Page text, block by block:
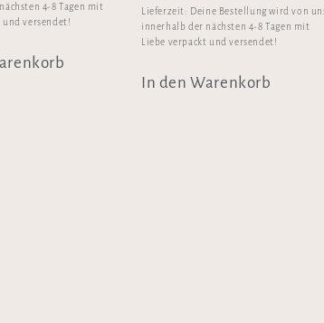
4-8 Tagen mit
und versendet!
Lieferzeit: Deine Bestellung wird von
innerhalb der nächsten 4-8 Tagen mit
Liebe verpackt und versendet!
In den Warenkorb